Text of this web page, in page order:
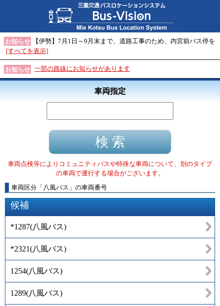
お知らせ
【伊勢】7月1日～9月末まで、道路工事のため、内宮前バス停を
[すべてを表示]
お知らせ 一部の路線にお知らせがあります
車両指定
車両点検等によりコミュニティバスや特殊な車両について、別のタイプ
の車両で運行する場合がございます。
車両区分 「 八風バス 」 の車両番号
候補
*1287(八風バス)
*2321(八風バス)
1254(八風バス)
1289(八風バス)